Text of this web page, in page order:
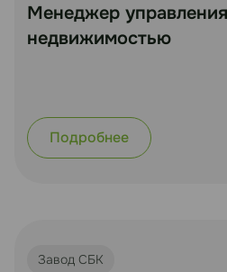
Менеджер
недвижимостью
Подробнее
Завод СБК